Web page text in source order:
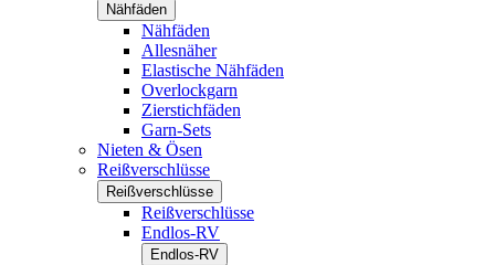
Nähfäden
Nähfäden
Allesnäher
Elastische Nähfäden
Overlockgarn
Zierstichfäden
Garn-Sets
Nieten & Ösen
Reißverschlüsse
Reißverschlüsse
Reißverschlüsse
Endlos-RV
Endlos-RV